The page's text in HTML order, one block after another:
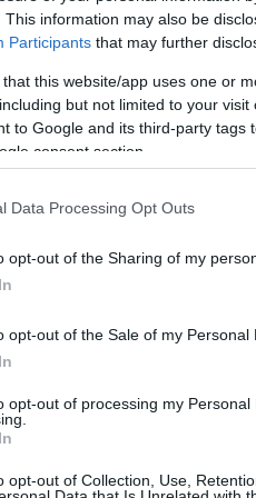
This information may also be
Participants that may further
that this website/app uses one or
but not limited to your
to Google and its third-party
consent section.
Data Processing Opt Outs
opt-out of the Sharing of my
opt-out of the Sale of my Personal
opt-out of processing my Personal
opt-out of Collection, Use,
Κέρκυρας με δελτίο
για το Σάββατο 9/8 στο
ματαιώνονται εξαιτίας της
για επίσκεψη έως τα
είναι απόφοιτος του